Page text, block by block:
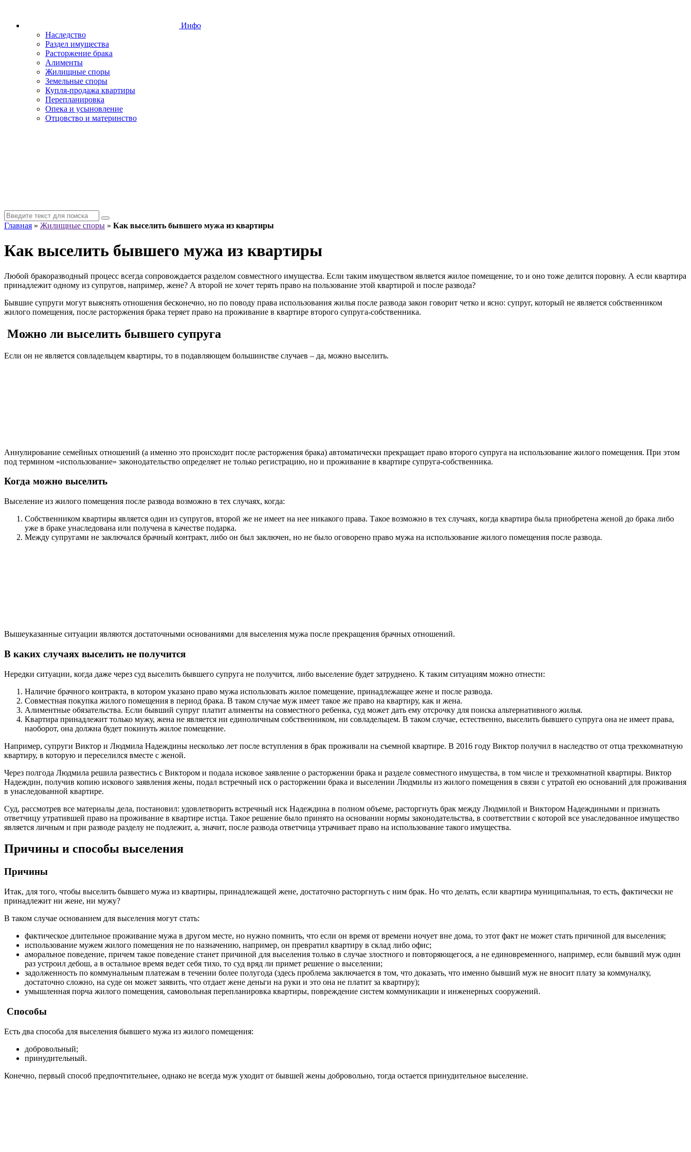
Инфо
Наследство
Раздел имущества
Расторжение брака
Алименты
Жилищные споры
Земельные споры
Купля-продажа квартиры
Перепланировка
Опека и усыновление
Отцовство и материнство
Главная » Жилищные споры » Как выселить бывшего мужа из квартиры
Как выселить бывшего мужа из квартиры
Любой бракоразводный процесс всегда сопровождается разделом совместного имущества. Если таким имуществом является жилое помещение, то и оно тоже делится поровну. А если квартира
принадлежит одному из супругов, например, жене? А второй не хочет терять право на пользование этой квартирой и после развода?
Бывшие супруги могут выяснять отношения бесконечно, но по поводу права использования жилья после развода закон говорит четко и ясно: супруг, который не является собственником
жилого помещения, после расторжения брака теряет право на проживание в квартире второго супруга-собственника.
Можно ли выселить бывшего супруга
Если он не является совладельцем квартиры, то в подавляющем большинстве случаев – да, можно выселить.
Аннулирование семейных отношений (а именно это происходит после расторжения брака) автоматически прекращает право второго супруга на использование жилого помещения. При этом
под термином «использование» законодательство определяет не только регистрацию, но и проживание в квартире супруга-собственника.
Когда можно выселить
Выселение из жилого помещения после развода возможно в тех случаях, когда:
Собственником квартиры является один из супругов, второй же не имеет на нее никакого права. Такое возможно в тех случаях, когда квартира была приобретена женой до брака либо
уже в браке унаследована или получена в качестве подарка.
Между супругами не заключался брачный контракт, либо он был заключен, но не было оговорено право мужа на использование жилого помещения после развода.
Вышеуказанные ситуации являются достаточными основаниями для выселения мужа после прекращения брачных отношений.
В каких случаях выселить не получится
Нередки ситуации, когда даже через суд выселить бывшего супруга не получится, либо выселение будет затруднено. К таким ситуациям можно отнести:
Наличие брачного контракта, в котором указано право мужа использовать жилое помещение, принадлежащее жене и после развода.
Совместная покупка жилого помещения в период брака. В таком случае муж имеет такое же право на квартиру, как и жена.
Алиментные обязательства. Если бывший супруг платит алименты на совместного ребенка, суд может дать ему отсрочку для поиска альтернативного жилья.
Квартира принадлежит только мужу, жена не является ни единоличным собственником, ни совладельцем. В таком случае, естественно, выселить бывшего супруга она не имеет права,
наоборот, она должна будет покинуть жилое помещение.
Например, супруги Виктор и Людмила Надеждины несколько лет после вступления в брак проживали на съемной квартире. В 2016 году Виктор получил в наследство от отца трехкомнатную
квартиру, в которую и переселился вместе с женой.
Через полгода Людмила решила развестись с Виктором и подала исковое заявление о расторжении брака и разделе совместного имущества, в том числе и трехкомнатной квартиры. Виктор
Надеждин, получив копию искового заявления жены, подал встречный иск о расторжении брака и выселении Людмилы из жилого помещения в связи с утратой ею оснований для проживания
в унаследованной квартире.
Суд, рассмотрев все материалы дела, постановил: удовлетворить встречный иск Надеждина в полном объеме, расторгнуть брак между Людмилой и Виктором Надеждиными и признать
ответчицу утратившей право на проживание в квартире истца. Такое решение было принято на основании нормы законодательства, в соответствии с которой все унаследованное имущество
является личным и при разводе разделу не подлежит, а, значит, после развода ответчица утрачивает право на использование такого имущества.
Причины и способы выселения
Причины
Итак, для того, чтобы выселить бывшего мужа из квартиры, принадлежащей жене, достаточно расторгнуть с ним брак. Но что делать, если квартира муниципальная, то есть, фактически не
принадлежит ни жене, ни мужу?
В таком случае основанием для выселения могут стать:
фактическое длительное проживание мужа в другом месте, но нужно помнить, что если он время от времени ночует вне дома, то этот факт не может стать причиной для выселения;
использование мужем жилого помещения не по назначению, например, он превратил квартиру в склад либо офис;
аморальное поведение, причем такое поведение станет причиной для выселения только в случае злостного и повторяющегося, а не единовременного, например, если бывший муж один
раз устроил дебош, а в остальное время ведет себя тихо, то суд вряд ли примет решение о выселении;
задолженность по коммунальным платежам в течении более полугода (здесь проблема заключается в том, что доказать, что именно бывший муж не вносит плату за коммуналку,
достаточно сложно, на суде он может заявить, что отдает жене деньги на руки и это она не платит за квартиру);
умышленная порча жилого помещения, самовольная перепланировка квартиры, повреждение систем коммуникации и инженерных сооружений.
Способы
Есть два способа для выселения бывшего мужа из жилого помещения:
добровольный;
принудительный.
Конечно, первый способ предпочтительнее, однако не всегда муж уходит от бывшей жены добровольно, тогда остается принудительное выселение.